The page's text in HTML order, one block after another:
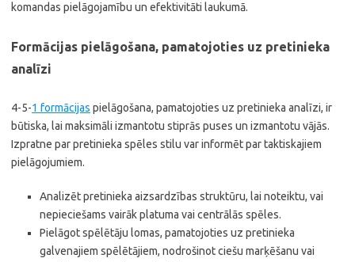
komandas pielāgojamību un efektivitāti laukumā.
Formācijas pielāgošana, pamatojoties uz pretinieka
analīzi
4-5-1 formācijas pielāgošana, pamatojoties uz pretinieka analīzi, ir
būtiska, lai maksimāli izmantotu stiprās puses un izmantotu vājās.
Izpratne par pretinieka spēles stilu var informēt par taktiskajiem
pielāgojumiem.
Analizēt pretinieka aizsardzības struktūru, lai noteiktu, vai
nepieciešams vairāk platuma vai centrālās spēles.
Pielāgot spēlētāju lomas, pamatojoties uz pretinieka
galvenajiem spēlētājiem, nodrošinot ciešu marķēšanu vai